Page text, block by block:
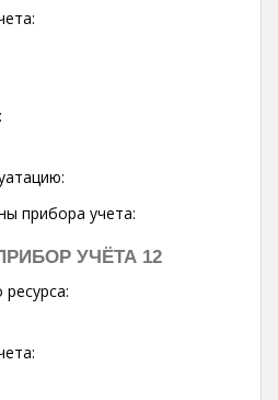
прибора учета:
УЧЁТА 12